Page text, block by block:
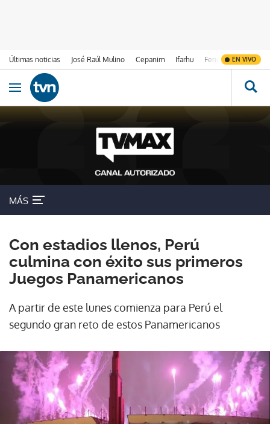
Últimas noticias José Raúl Mulino Cepanim Ifarhu Fenómeno de El
EN VIVO
Ir al contenido
Obrir navegació
MÁS
Con estadios llenos, Perú
culmina con éxito sus primeros
Juegos Panamericanos
A partir de este lunes comienza para Perú el
segundo gran reto de estos Panamericanos